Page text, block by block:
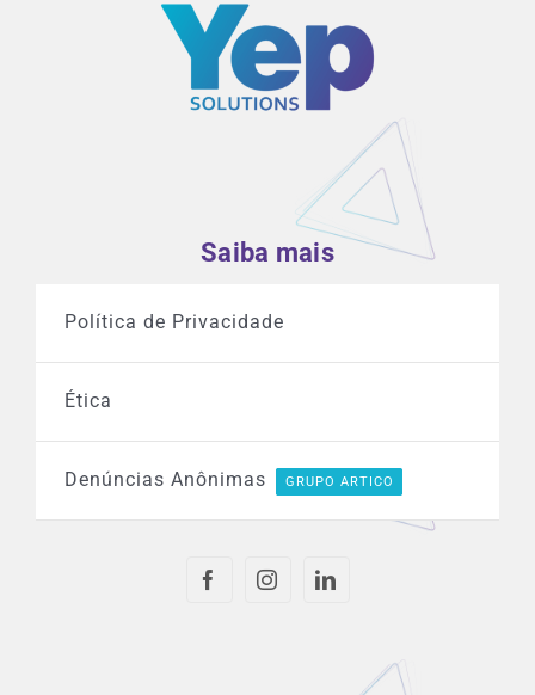
Saiba mais
Política de Privacidade
Ética
Denúncias Anônimas GRUPO ARTICO